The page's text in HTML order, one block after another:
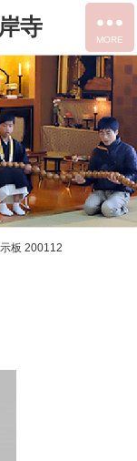
寺
板 200112